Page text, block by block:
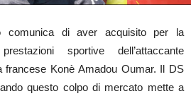
comunica di aver acquisito per la
sportive dell’attaccante
francese Konè Amadou Oumar. Il DS
questo colpo di mercato mette a